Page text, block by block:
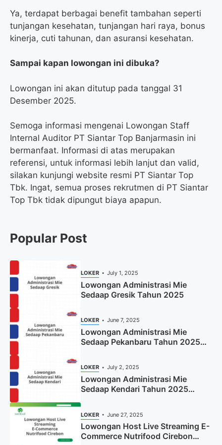
Ya, terdapat berbagai benefit tambahan seperti
tunjangan kesehatan, tunjangan hari raya, bonus
kinerja, cuti tahunan, dan asuransi kesehatan.
Sampai kapan lowongan ini dibuka?
Lowongan ini akan ditutup pada tanggal 31
Desember 2025.
Semoga informasi mengenai Lowongan Staff
Internal Auditor PT Siantar Top Banjarmasin ini
bermanfaat. Informasi di atas merupakan
referensi, untuk informasi lebih lanjut dan valid,
silakan kunjungi website resmi PT Siantar Top
Tbk. Ingat, semua proses rekrutmen di PT Siantar
Top Tbk tidak dipungut biaya apapun.
Popular Post
LOKER July 1, 2025
Lowongan Administrasi Mie
Sedaap Gresik Tahun 2025
LOKER June 7, 2025
Lowongan Administrasi Mie
Sedaap Pekanbaru Tahun 2025
LOKER July 2, 2025
Lowongan Administrasi Mie
Sedaap Kendari Tahun 2025
LOKER June 27, 2025
Lowongan Host Live Streaming E-
Commerce Nutrifood Cirebon